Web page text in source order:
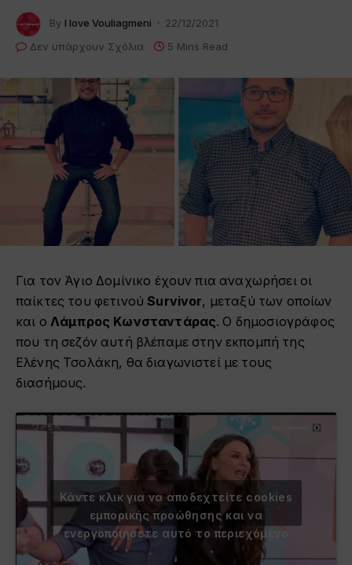
By I love Vouliagmeni
22/12/2021
Δεν υπάρχουν Σχόλια
5 Mins Read
Για τον Άγιο Δομίνικο έχουν πια αναχωρήσει οι
παίκτες του φετινούSurvivor, μεταξύ των οποίων
και ο Λάμπρος Κωνσταντάρας. Ο δημοσιογράφος
που τη σεζόν αυτή βλέπαμε στην εκπομπή της
Ελένης Τσολάκη, θα διαγωνιστεί με τους
διασήμους.
Κάντε κλικ για να αποδεχτείτε cookies
εμπορικής προώθησης και να
ενεργοποιήσετε αυτό το περιεχόμενο